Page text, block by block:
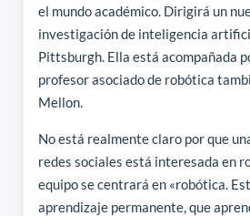
el mundo académico. Dirigirá un
investigación de inteligencia
Pittsburgh. Ella está acompañada
profesor asociado de robótica
Mellon.
No está realmente claro por que
redes sociales está interesada en
equipo se centrará en «robótica.
aprendizaje permanente, que